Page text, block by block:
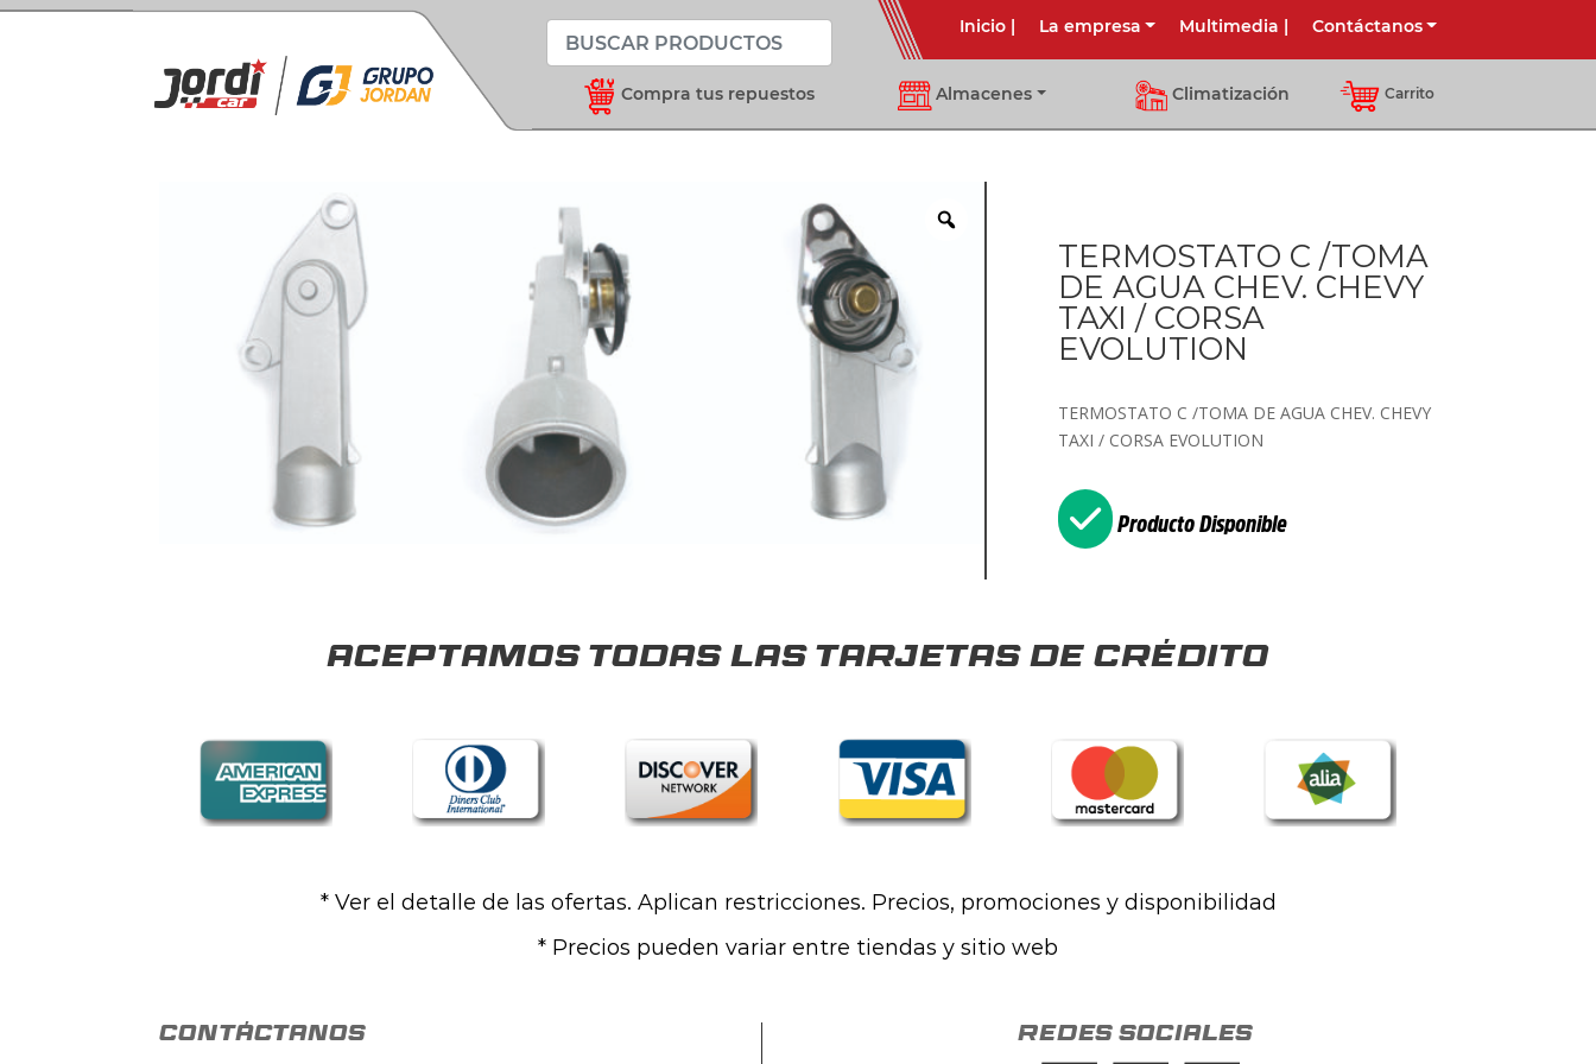
Inicio| La empresa Multimedia | Contáctanos
Compra tus repuestos Almacenes Climatización Carrito
TERMOSTATO C /TOMA
DE AGUA CHEV. CHEVY
TAXI / CORSA
EVOLUTION
TERMOSTATO C /TOMA DE AGUA CHEV. CHEVY
TAXI / CORSA EVOLUTION
Producto Disponible
Aceptamos todas las tarjetas de crédito
* Ver el detalle de las ofertas. Aplican restricciones. Precios, promociones y disponibilidad
* Precios pueden variar entre tiendas y sitio web
contáctanos Redes sociales